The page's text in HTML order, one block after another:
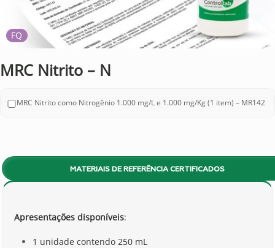
FQ
MRC Nitrito – N
MRC Nitrito como Nitrogênio 1.000 mg/L e 1.000 mg/Kg (1 item) – MR142
MATERIAIS DE REFERÊNCIA CERTIFICADOS
Apresentações disponíveis:
1 unidade contendo 250 mL